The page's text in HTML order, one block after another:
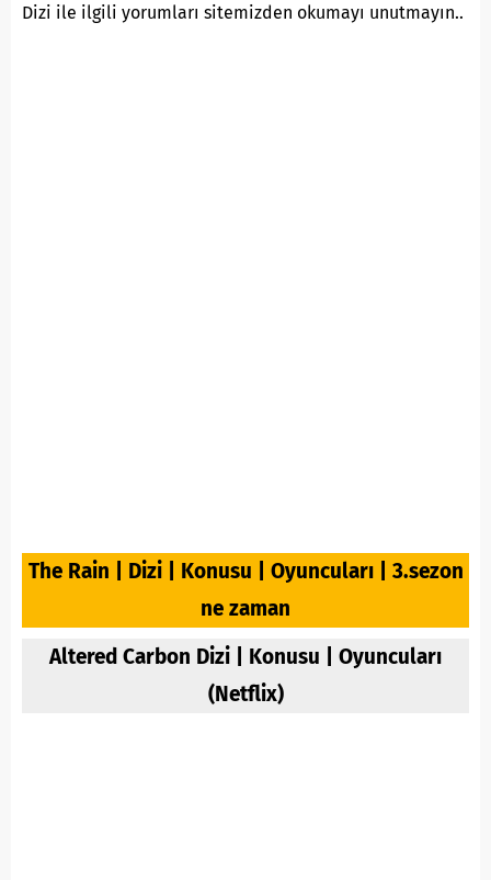
Dizi ile ilgili yorumları sitemizden okumayı unutmayın..
The Rain | Dizi | Konusu | Oyuncuları | 3.sezon
ne zaman
Altered Carbon Dizi | Konusu | Oyuncuları
(Netflix)